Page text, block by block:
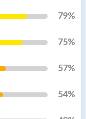
79%
75%
57%
54%